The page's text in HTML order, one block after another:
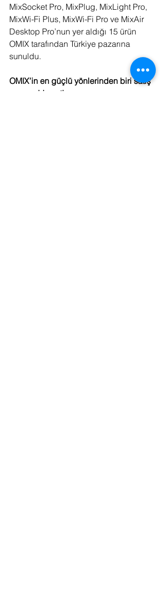
MixSocket Pro, MixPlug, MixLight Pro,
MixWi-Fi Plus, MixWi-Fi Pro ve MixAir
Desktop Pro’nun yer aldığı 15 ürün
OMIX tarafından Türkiye pazarına
sunuldu.
OMIX’in en güçlü yönlerinden biri satış
sonrası hizmetler